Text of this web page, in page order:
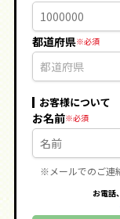
都道府県
お客様について
お名前
※メールでのご連
お電話